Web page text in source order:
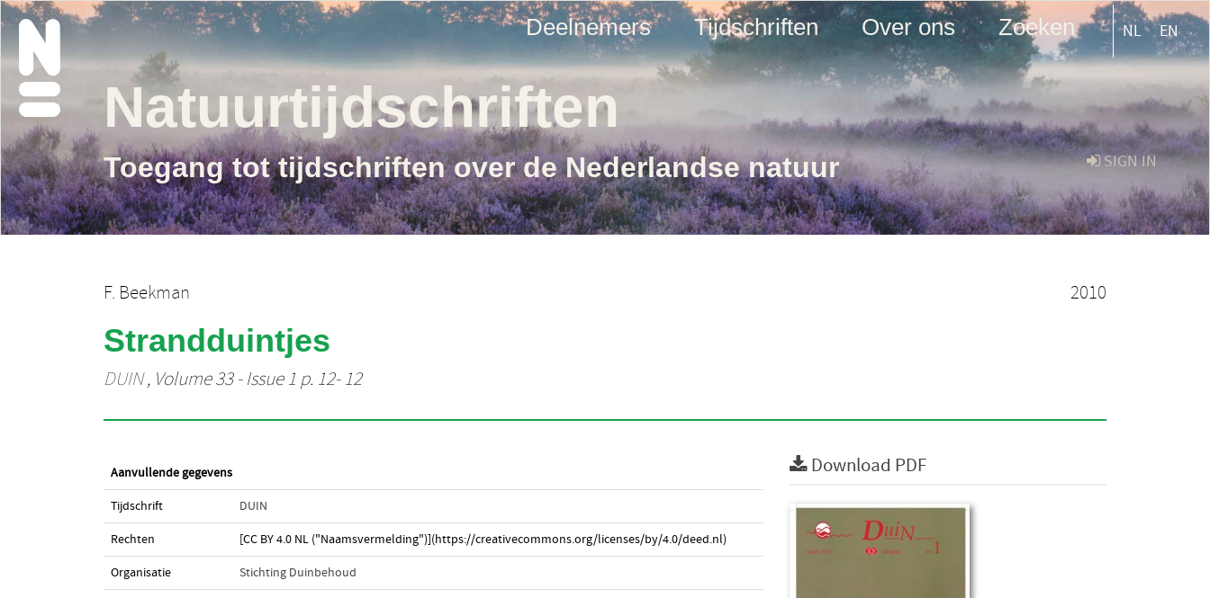
Deelnemers Tijdschriften Over ons Zoeken NL EN
SIGN IN
Natuurtijdschriften
Toegang tot tijdschriften over de Nederlandse natuur
F. Beekman 2010
Strandduintjes
DUIN, Volume 33 - Issue 1 p. 12- 12
Aanvullende gegevens
Tijdschrift DUIN
Rechten [CC BY 4.0 NL ("Naamsvermelding")](https://creativecommons.org/licenses/by/4.0/deed.nl)
Organisatie Stichting Duinbehoud
Download PDF